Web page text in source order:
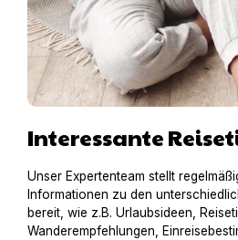
Interessante
Unser Expertenteam stellt
Informationen zu den
bereit, wie z.B. Urlaubsideen,
Wanderempfehlungen,